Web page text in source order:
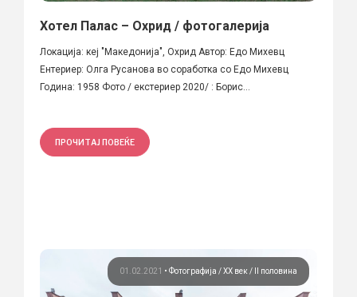
Хотел Палас – Охрид / фотогалерија
Локација: кеј "Македонија", Охрид Автор: Едо Михевц
Ентериер: Олга Русанова во соработка со Едо Михевц
Година: 1958 Фото / екстериер 2020/ : Борис...
ПРОЧИТАЈ ПОВЕЌЕ
01.02.2021 • Фотографија ХХ век / II половина